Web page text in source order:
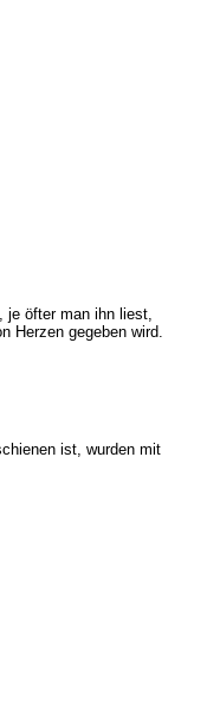
je öfter man ihn liest,
Herzen gegeben wird.
ist, wurden mit